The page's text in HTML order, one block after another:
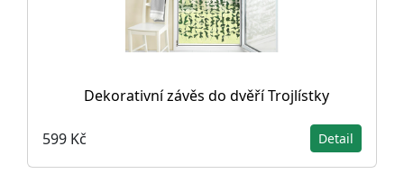
Dekorativní závěs do dvěří Trojlístky
599 Kč Detail